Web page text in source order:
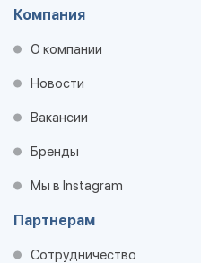
Компания
О компании
Новости
Вакансии
Бренды
Мы в Instagram
Партнерам
Сотрудничество